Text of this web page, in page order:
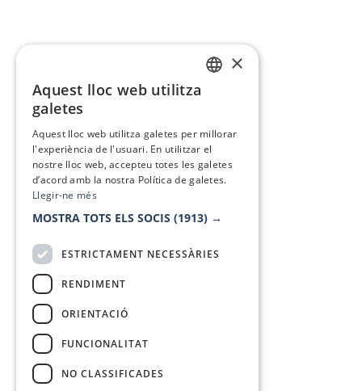
×
Aquest lloc web utilitza
galetes
Aquest lloc web utilitza galetes per millorar
l'experiència de l'usuari. En utilitzar el
nostre lloc web, accepteu totes les galetes
d’acord amb la nostra Política de galetes.
Llegir-ne més
MOSTRA TOTS ELS SOCIS (1913) →
ESTRICTAMENT NECESSÀRIES
RENDIMENT
ORIENTACIÓ
FUNCIONALITAT
NO CLASSIFICADES